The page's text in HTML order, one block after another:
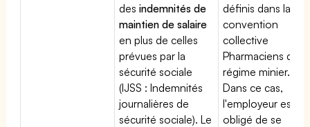
desindemnités de
maintien de salaire
en plus de celles
prévues par la
sécurité sociale
(IJSS : Indemnités
journalières de
sécurité sociale). Le
définis dans la
convention
collective
Pharmaciens du
régime minier.
Dans ce cas,
l'employeur est
obligé de se